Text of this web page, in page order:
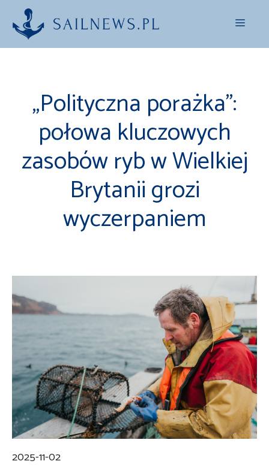
Przejdź
treści
Menu
„Polityczna porażka”:
połowa kluczowych
zasobów ryb w Wielkiej
Brytanii grozi
wyczerpaniem
2025-11-02